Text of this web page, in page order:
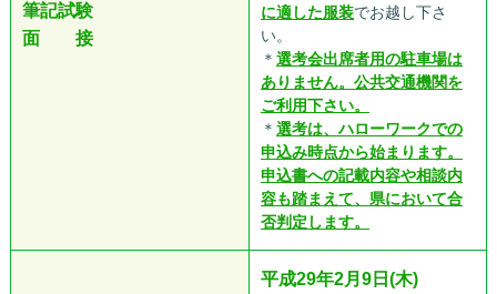
筆記試験
面 接
に適した服装でお越し下さ
い。
＊ 選考会出席者用の駐車場は
ありません。 公共交通機関を
ご利用下さい。
＊ 選考は、ハローワークでの
申込み時点から始まります。
申込書への記載内容や相談内
容も踏まえて、県において合
否判定します。
平成29年2月9日(木)